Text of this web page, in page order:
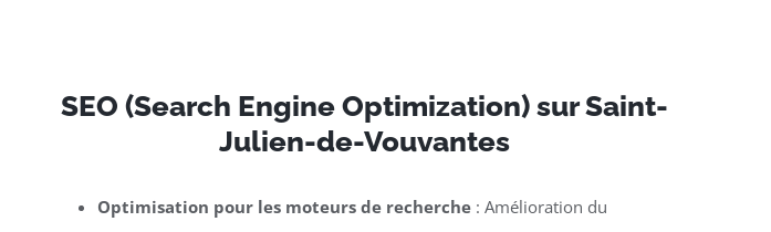
SEO (Search Engine Optimization) sur Saint-
Julien-de-Vouvantes
Optimisation pour les moteurs de recherche : Amélioration du